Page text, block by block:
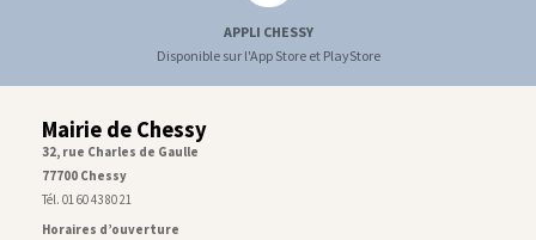
APPLI CHESSY
Disponible sur l'App Store et PlayStore
Mairie de Chessy
32, rue Charles de Gaulle
77700 Chessy
Tél. 01 60 43 80 21
Horaires d’ouverture